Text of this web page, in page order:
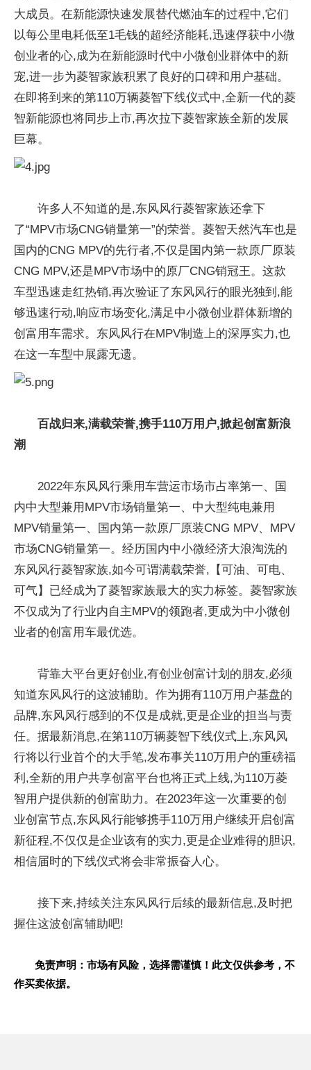
大成员。在新能源快速发展替代燃油车的过程中,它们
以每公里电耗低至1毛钱的超经济能耗,迅速俘获中小微
创业者的心,成为在新能源时代中小微创业群体中的新
宠,进一步为菱智家族积累了良好的口碑和用户基础。
在即将到来的第110万辆菱智下线仪式中,全新一代的菱
智新能源也将同步上市,再次拉下菱智家族全新的发展
巨幕。
许多人不知道的是,东风风行菱智家族还拿下
了“MPV市场CNG销量第一”的荣誉。菱智天然汽车也是
国内的CNG MPV的先行者,不仅是国内第一款原厂原装
CNG MPV,还是MPV市场中的原厂CNG销冠王。这款
车型迅速走红热销,再次验证了东风风行的眼光独到,能
够迅速行动,响应市场变化,满足中小微创业群体新增的
创富用车需求。东风风行在MPV制造上的深厚实力,也
在这一车型中展露无遗。
百战归来,满载荣誉,携手110万用户,掀起创富新浪
潮
2022年东风风行乘用车营运市场市占率第一、国
内中大型兼用MPV市场销量第一、中大型纯电兼用
MPV销量第一、国内第一款原厂原装CNG MPV、MPV
市场CNG销量第一。经历国内中小微经济大浪淘洗的
东风风行菱智家族,如今可谓满载荣誉,【可油、可电、
可气】已经成为了菱智家族最大的实力标签。菱智家族
不仅成为了行业内自主MPV的领跑者,更成为中小微创
业者的创富用车最优选。
背靠大平台更好创业,有创业创富计划的朋友,必须
知道东风风行的这波辅助。作为拥有110万用户基盘的
品牌,东风风行感到的不仅是成就,更是企业的担当与责
任。据最新消息,在第110万辆菱智下线仪式上,东风风
行将以行业首个的大手笔,发布事关110万用户的重磅福
利,全新的用户共享创富平台也将正式上线,为110万菱
智用户提供新的创富助力。在2023年这一次重要的创
业创富节点,东风风行能够携手110万用户继续开启创富
新征程,不仅仅是企业该有的实力,更是企业难得的胆识,
相信届时的下线仪式将会非常振奋人心。
接下来,持续关注东风风行后续的最新信息,及时把
握住这波创富辅助吧!
免责声明：市场有风险，选择需谨慎！此文仅供参考，不
作买卖依据。